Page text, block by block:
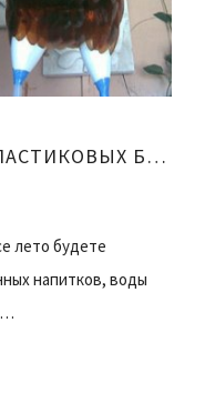
САДОВЫЕ ПОДЕЛКИ ИЗ ПЛАСТИКОВЫХ БУТЫЛОК
лето будете
напитков, воды